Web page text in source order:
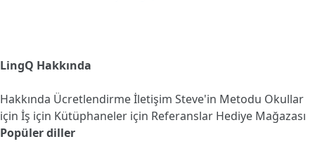
LingQ Hakkında
Hakkında Ücretlendirmeİletişim Steve'in Metodu Okullar
için İş için Kütüphaneler için Referanslar Hediye Mağazası
Popüler diller